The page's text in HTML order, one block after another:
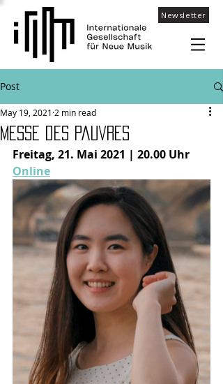
Newsletter
Post
Messe des Pauvres
May 19, 2021 2 min read
Freitag, 21. Mai 2021 | 20.00 Uhr
Online